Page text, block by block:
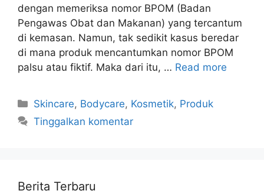
dengan memeriksa nomor BPOM (Badan
Pengawas Obat dan Makanan) yang tercantum
di kemasan. Namun, tak sedikit kasus beredar
di mana produk mencantumkan nomor BPOM
palsu atau fiktif. Maka dari itu, … Read more
Kategori
Skincare, Bodycare, Kosmetik, Produk
Tinggalkan komentar
Berita Terbaru